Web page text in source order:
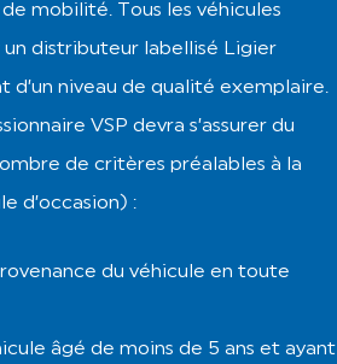
mobilité. Tous les véhicules
un distributeur labellisé Ligier
d’un niveau de qualité exemplaire.
VSP devra s’assurer du
de critères préalables à la
d’occasion) :
du véhicule en toute
âgé de moins de 5 ans et ayant